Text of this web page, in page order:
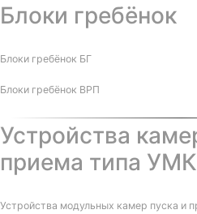
Блоки гребёнок
Блоки гребёнок БГ
Блоки гребёнок ВРП
Устройства
приема типа УМК
Устройства модульных камер пуска и